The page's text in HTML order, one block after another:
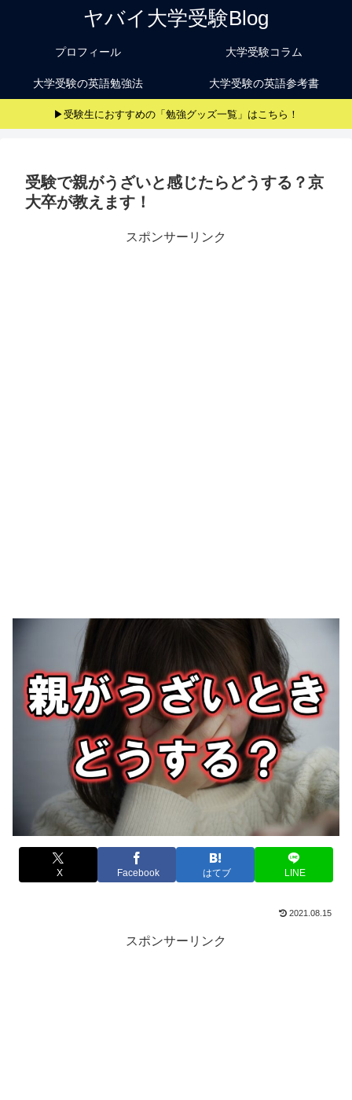
ヤバイ大学受験Blog
プロフィール 大学受験コラム
大学受験の英語勉強法 大学受験の英語参考書
▶受験生におすすめの「勉強グッズ一覧」はこちら！
受験で親がうざいと感じたらどうする？京
大卒が教えます！
スポンサーリンク
X Facebook はてブ LINE
2021.08.15
スポンサーリンク